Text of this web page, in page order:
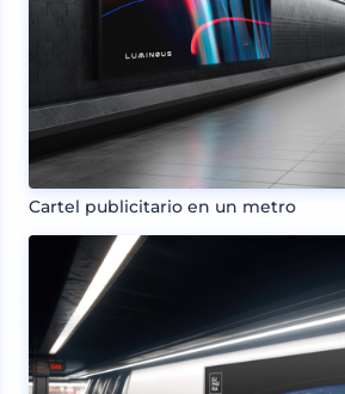
Cartel publicitario en un metro